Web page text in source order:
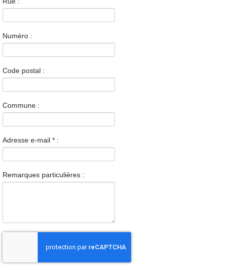
Numéro :
Code postal :
Commune :
Adresse e-mail * :
Remarques particulières :